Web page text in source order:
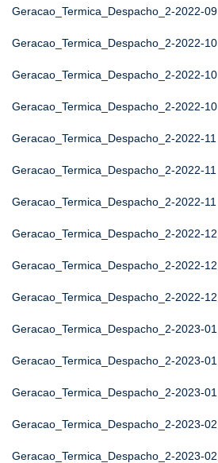
Geracao_Termica_Despacho_2-2022-09
Geracao_Termica_Despacho_2-2022-10
Geracao_Termica_Despacho_2-2022-10
Geracao_Termica_Despacho_2-2022-10
Geracao_Termica_Despacho_2-2022-11
Geracao_Termica_Despacho_2-2022-11
Geracao_Termica_Despacho_2-2022-11
Geracao_Termica_Despacho_2-2022-12
Geracao_Termica_Despacho_2-2022-12
Geracao_Termica_Despacho_2-2022-12
Geracao_Termica_Despacho_2-2023-01
Geracao_Termica_Despacho_2-2023-01
Geracao_Termica_Despacho_2-2023-01
Geracao_Termica_Despacho_2-2023-02
Geracao_Termica_Despacho_2-2023-02